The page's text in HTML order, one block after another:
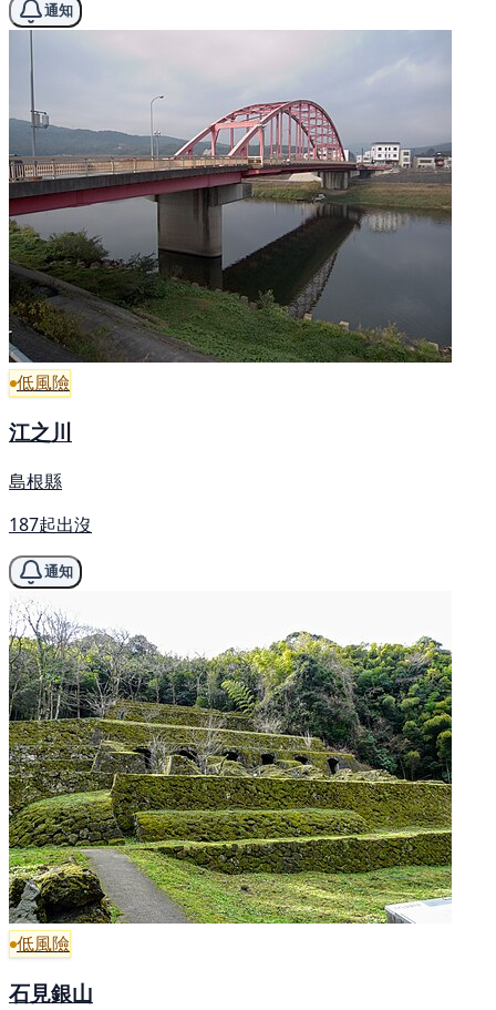
通知
低風險
江之川
島根縣
187起出沒
通知
低風險
石見銀山